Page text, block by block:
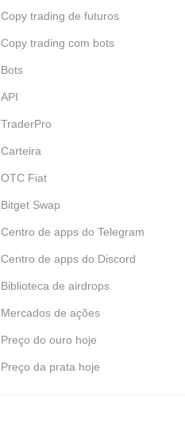
Copy trading de futuros
Copy trading com bots
Bots
API
TraderPro
Carteira
OTC Fiat
Bitget Swap
Centro de apps do Telegram
Centro de apps do Discord
Biblioteca de airdrops
Mercados de ações
Preço do ouro hoje
Preço da prata hoje